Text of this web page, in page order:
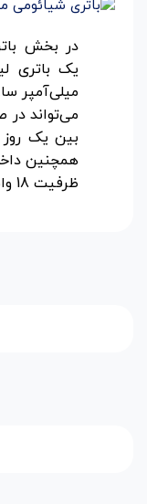
میلی‌آمپر
می‌تواند
بین یک روز
همچنین
ظرفیت 18 وات قرار داده‌اند.